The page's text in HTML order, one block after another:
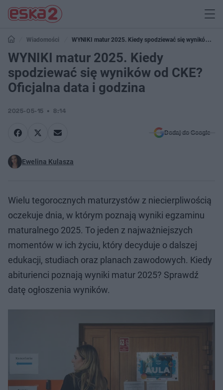
Wiadomości
WYNIKI matur 2025. Kiedy spodziewać się wyników od
CKE? Oficjalna data i godzina
WYNIKI matur 2025. Kiedy
spodziewać się wyników od CKE?
Oficjalna data i godzina
2025-05-15 8:14
Dodaj do Google
Ewelina Kulasza
Wielu tegorocznych maturzystów z niecierpliwością
oczekuje dnia, w którym poznają wyniki egzaminu
maturalnego 2025. To jeden z najważniejszych
momentów w ich życiu, który decyduje o dalszej
edukacji, studiach oraz planach zawodowych. Kiedy
abiturienci poznają wyniki matur 2025? Sprawdź
datę ogłoszenia wyników.